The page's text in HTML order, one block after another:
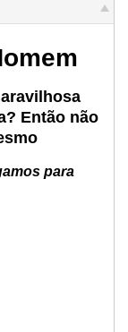
Então não
para